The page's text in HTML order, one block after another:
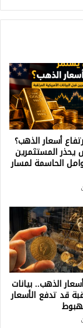
أسعار الذهب؟
المستثمرين
الحاسمة لمسار
الذهب.. بيانات
قد تدفع الأسعار